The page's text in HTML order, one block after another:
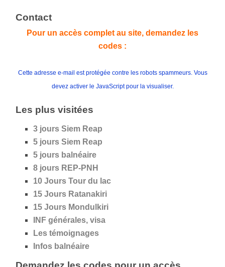
Contact
Pour un accès complet au site, demandez les
codes :
Cette adresse e-mail est protégée contre les robots spammeurs. Vous
devez activer le JavaScript pour la visualiser.
Les plus visitées
3 jours Siem Reap
5 jours Siem Reap
5 jours balnéaire
8 jours REP-PNH
10 Jours Tour du lac
15 Jours Ratanakiri
15 Jours Mondulkiri
INF générales, visa
Les témoignages
Infos balnéaire